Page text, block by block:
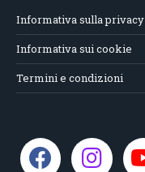
Informativa sulla privacy
Informativa sui cookie
Termini e condizioni